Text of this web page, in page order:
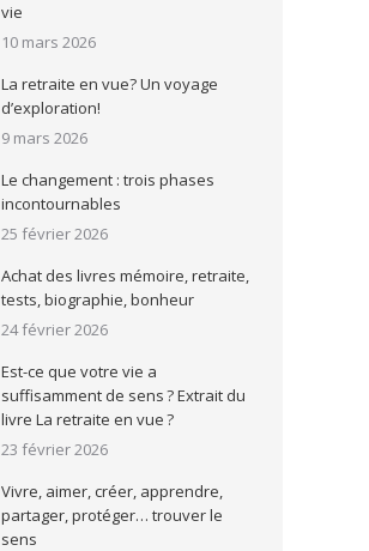
vie
10 mars 2026
La retraite en vue? Un voyage
d’exploration!
9 mars 2026
Le changement : trois phases
incontournables
25 février 2026
Achat des livres mémoire, retraite,
tests, biographie, bonheur
24 février 2026
Est-ce que votre vie a
suffisamment de sens ? Extrait du
livre La retraite en vue ?
23 février 2026
Vivre, aimer, créer, apprendre,
partager, protéger… trouver le
sens